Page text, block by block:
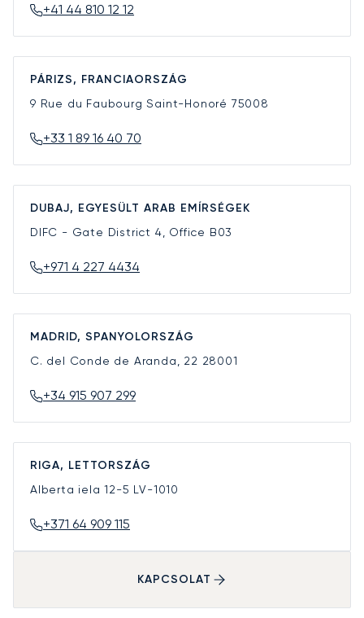
+41 44 810 12 12
PÁRIZS, FRANCIAORSZÁG
9 Rue du Faubourg Saint-Honoré 75008
+33 1 89 16 40 70
DUBAJ, EGYESÜLT ARAB EMÍRSÉGEK
DIFC - Gate District 4, Office B03
+971 4 227 4434
MADRID, SPANYOLORSZÁG
C. del Conde de Aranda, 22 28001
+34 915 907 299
RIGA, LETTORSZÁG
Alberta iela 12-5 LV-1010
+371 64 909 115
KAPCSOLAT